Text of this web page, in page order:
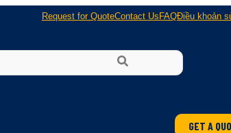
Request for QuoteContact Us FAQĐiều khoản
GET A